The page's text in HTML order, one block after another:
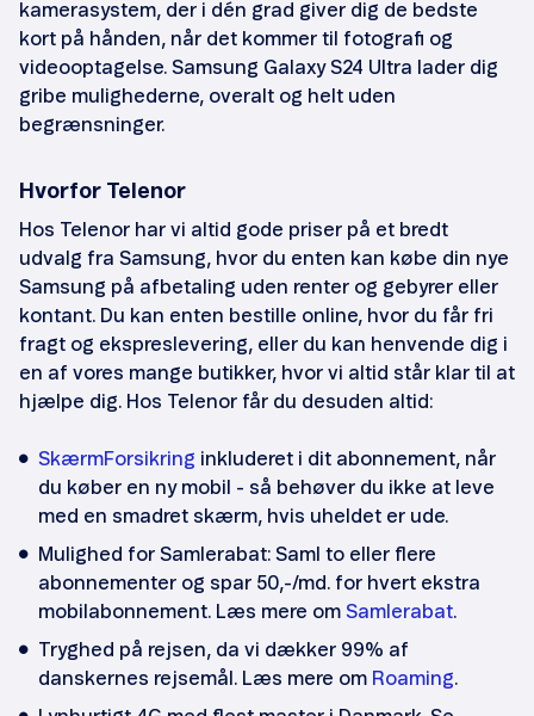
kamerasystem, der i dén grad giver dig de bedste
kort på hånden, når det kommer til fotografi og
videooptagelse. Samsung Galaxy S24 Ultra lader dig
gribe mulighederne, overalt og helt uden
begrænsninger.
Hvorfor Telenor
Hos Telenor har vi altid gode priser på et bredt
udvalg fra Samsung, hvor du enten kan købe din nye
Samsung på afbetaling uden renter og gebyrer eller
kontant. Du kan enten bestille online, hvor du får fri
fragt og ekspreslevering, eller du kan henvende dig i
en af vores mange butikker, hvor vi altid står klar til at
hjælpe dig. Hos Telenor får du desuden altid:
SkærmForsikring inkluderet i dit abonnement, når
du køber en ny mobil - så behøver du ikke at leve
med en smadret skærm, hvis uheldet er ude.
Mulighed for Samlerabat: Saml to eller flere
abonnementer og spar 50,-/md. for hvert ekstra
mobilabonnement. Læs mere om Samlerabat.
Tryghed på rejsen, da vi dækker 99% af
danskernes rejsemål. Læs mere om Roaming.